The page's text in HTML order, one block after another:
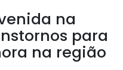
na
para
na região